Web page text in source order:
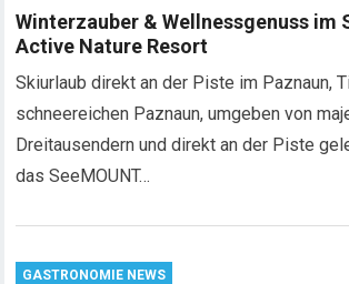
Winterzauber & Wellnessgenuss im
Active Nature Resort
Skiurlaub direkt an der Piste im Paznaun,
schneereichen Paznaun, umgeben von
Dreitausendern und direkt an der Piste
das SeeMOUNT…
GASTRONOMIE NEWS